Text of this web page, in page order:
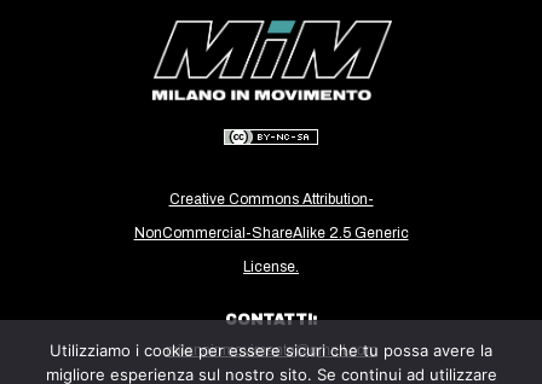
Creative Commons Attribution-
NonCommercial-ShareAlike 2.5 Generic
License.
CONTATTI:
milanoinmovimento@gmail.com
Utilizziamo i cookie per essere sicuri che tu possa avere la
migliore esperienza sul nostro sito. Se continui ad utilizzare